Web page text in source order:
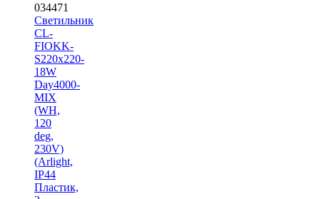
034471
Светильник
CL-
FIOKK-
S220x220-
18W
Day4000-
MIX
(WH,
120
deg,
230V)
(Arlight,
IP44
Пластик,